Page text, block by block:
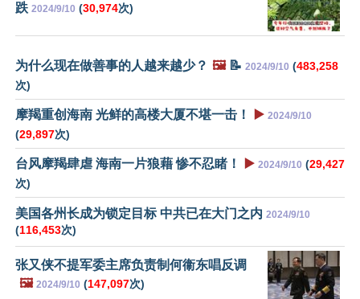
跌 2024/9/10 (30,974次)
为什么现在做善事的人越来越少？ 🖼️📝 2024/9/10 (483,258
次)
摩羯重创海南 光鲜的高楼大厦不堪一击！ ▶️ 2024/9/10
(29,897次)
台风摩羯肆虐 海南一片狼藉 惨不忍睹！ ▶️ 2024/9/10 (29,427
次)
美国各州长成为锁定目标 中共已在大门之内 2024/9/10
(116,453次)
张又侠不提军委主席负责制何衞东唱反调
🖼️ 2024/9/10 (147,097次)